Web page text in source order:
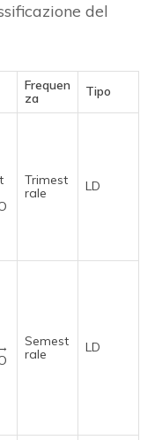
del
Frequen
za
Tipo
Trimest
rale
LD
Semest
rale
LD